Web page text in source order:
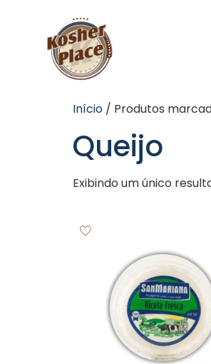
Início / Produtos
Queijo
Exibindo um único